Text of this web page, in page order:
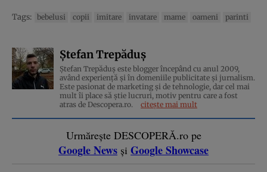
Tags: bebelusi copii imitare invatare mame oameni parinti
Ștefan Trepăduș
Ștefan Trepăduș este blogger începând cu anul 2009,
având experiență și în domeniile publicitate și jurnalism.
Este pasionat de marketing și de tehnologie, dar cel mai
mult îi place să știe lucruri, motiv pentru care a fost
atras de Descopera.ro.
citește mai mult
Urmărește DESCOPERĂ.ro pe
Google News și Google Showcase